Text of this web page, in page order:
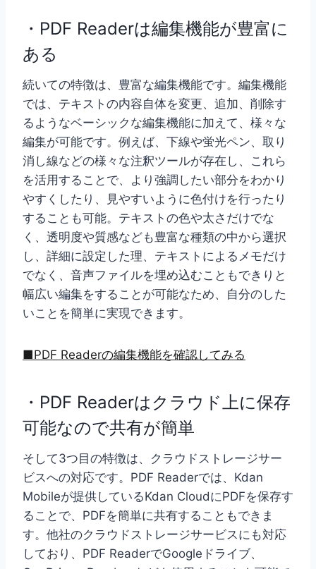
・PDF Readerは編集機能が豊富に
ある
続いての特徴は、豊富な編集機能です。編集機能
では、テキストの内容自体を変更、追加、削除す
るようなベーシックな編集機能に加えて、様々な
編集が可能です。例えば、下線や蛍光ペン、取り
消し線などの様々な注釈ツールが存在し、これら
を活用することで、より強調したい部分をわかり
やすくしたり、見やすいように色付けを行ったり
することも可能。テキストの色や太さだけでな
く、透明度や質感なども豊富な種類の中から選択
し、詳細に設定した理、テキストによるメモだけ
でなく、音声ファイルを埋め込むこともできりと
幅広い編集をすることが可能なため、自分のした
いことを簡単に実現できます。
■PDF Readerの編集機能を確認してみる
・PDF Readerはクラウド上に保存
可能なので共有が簡単
そして3つ目の特徴は、クラウドストレージサー
ビスへの対応です。PDF Readerでは、Kdan
Mobileが提供しているKdan CloudにPDFを保存す
ることで、PDFを簡単に共有することもできま
す。他社のクラウドストレージサービスにも対応
しており、PDF ReaderでGoogleドライブ、